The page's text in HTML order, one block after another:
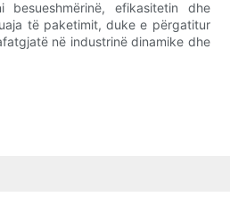
efikasitetin dhe
të paketimit, duke e përgatitur
në industrinë dinamike dhe